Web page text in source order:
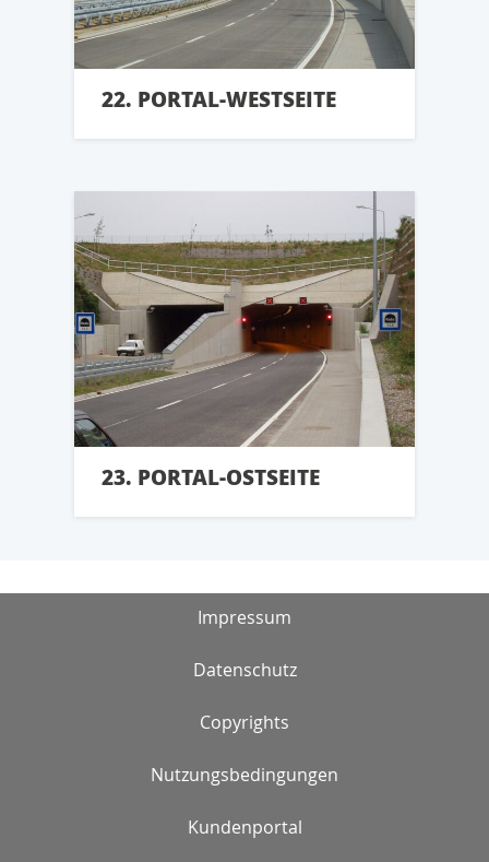
22. PORTAL-WESTSEITE
23. PORTAL-OSTSEITE
Impressum
Datenschutz
Copyrights
Nutzungsbedingungen
Kundenportal